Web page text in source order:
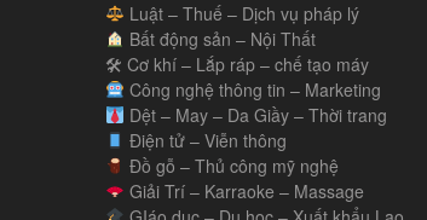
Luật – Thuế – Dịch vụ pháp lý
Bất động sản – Nội Thất
🛠 Cơ khí – Lắp ráp – chế tạo máy
Công nghệ thông tin – Marketing
Dệt – May – Da Giầy – Thời trang
Điện tử – Viễn thông
Đồ gỗ – Thủ công mỹ nghệ
Giải Trí – Karraoke – Massage